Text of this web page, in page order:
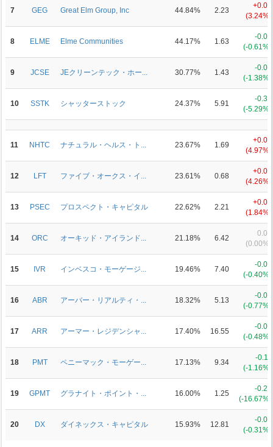
7 GEG Great Elm Group, Inc 44.84% 2.23
+0.07
(3.24%)
8 ELME Elme Communities 44.17% 1.63
-0.01
(-0.61%)
9 JCSE JEクリーンテック・ホー... 30.77% 1.43
-0.02
(-1.38%)
10 SSTK シャッターストック 24.37% 5.91
-0.33
(-5.29%)
11 NHTC ナチュラル・ヘルス・ト... 23.67% 1.69
+0.08
(4.97%)
12 LFT ファイブ・オークス・イ... 23.61% 0.68
+0.03
(4.26%)
13 PSEC プロスペクト・キャピタル 22.62% 2.21
+0.04
(1.84%)
14 ORC オーキッド・アイランド... 21.18% 6.42
0.00
(0.00%)
15 IVR インベスコ・モーゲージ... 19.46% 7.40
-0.03
(-0.40%)
16 ABR アーバー・リアルティ・... 18.32% 5.13
-0.04
(-0.77%)
17 ARR アーマー・レジデンシャ... 17.40% 16.55
-0.08
(-0.48%)
18 PMT ペニーマック・モーゲー... 17.13% 9.34
-0.11
(-1.16%)
19 GPMT グラナイト・ポイント・... 16.00% 1.25
-0.25
(-16.67%)
20 DX ダイネックス・キャピタル 15.93% 12.81
-0.04
(-0.31%)